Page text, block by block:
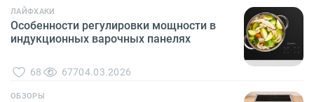
ЛАЙФХАКИ
Особенности регулировки мощности в
индукционных варочных панелях
68 67704.03.2026
ОБЗОРЫ